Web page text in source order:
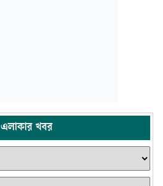
এলাকার খবর